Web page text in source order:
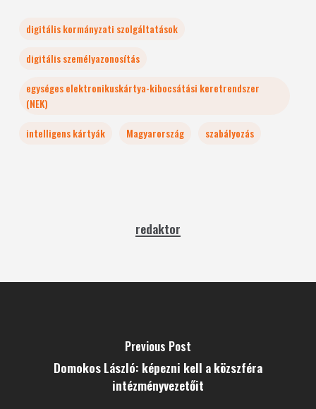
digitális kormányzati szolgáltatások
digitális személyazonosítás
egységes elektronikuskártya-kibocsátási keretrendszer
(NEK)
intelligens kártyák
Magyarország szabályozás
redaktor
Previous Post
Domokos László: képezni kell a közszféra
intézményvezetőit